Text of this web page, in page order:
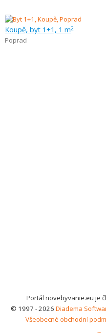
Koupě, byt 1+1, 1 m2
Poprad
Portál novebyvanie.eu je
© 1997 - 2026 Diadema
Všeobecné obchodní